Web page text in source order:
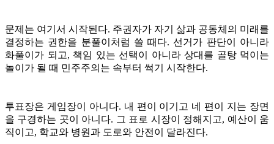
문제는 여기서 시작된다. 주권자가 자기 삶과 공동체의 미래를
결정하는 권한을 분풀이처럼 쓸 때다. 선거가 판단이 아니라
화풀이가 되고, 책임 있는 선택이 아니라 상대를 골탕 먹이는
놀이가 될 때 민주주의는 속부터 썩기 시작한다.
투표장은 게임장이 아니다. 내 편이 이기고 네 편이 지는 장면
을 구경하는 곳이 아니다. 그 표로 시장이 정해지고, 예산이 움
직이고, 학교와 병원과 도로와 안전이 달라진다.